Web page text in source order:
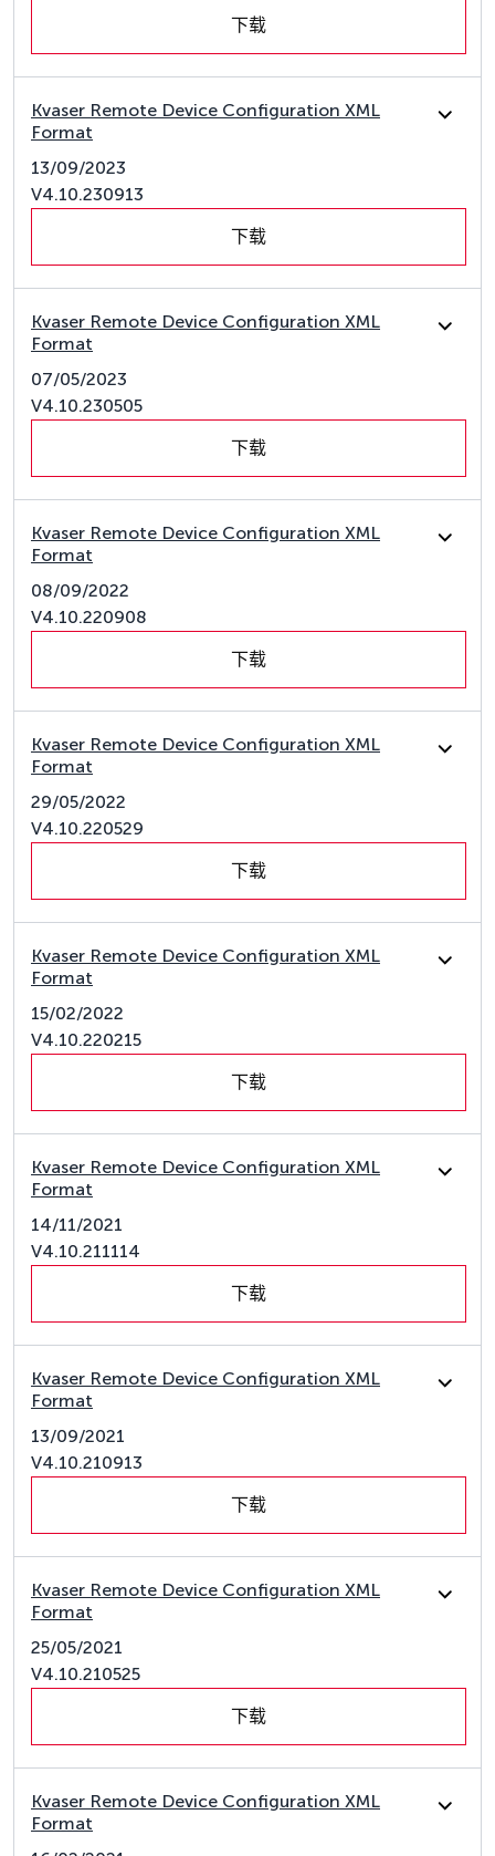
下载
Kvaser Remote Device Configuration XML
Format
13/09/2023
V4.10.230913
下载
Kvaser Remote Device Configuration XML
Format
07/05/2023
V4.10.230505
下载
Kvaser Remote Device Configuration XML
Format
08/09/2022
V4.10.220908
下载
Kvaser Remote Device Configuration XML
Format
29/05/2022
V4.10.220529
下载
Kvaser Remote Device Configuration XML
Format
15/02/2022
V4.10.220215
下载
Kvaser Remote Device Configuration XML
Format
14/11/2021
V4.10.211114
下载
Kvaser Remote Device Configuration XML
Format
13/09/2021
V4.10.210913
下载
Kvaser Remote Device Configuration XML
Format
25/05/2021
V4.10.210525
下载
Kvaser Remote Device Configuration XML
Format